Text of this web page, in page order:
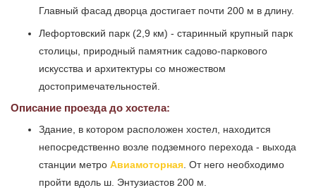
Главный фасад дворца достигает почти 200 м в длину.
Лефортовский парк (2,9 км) - старинный крупный парк
столицы, природный памятник садово-паркового
искусства и архитектуры со множеством
достопримечательностей.
Описание проезда до хостела:
Здание, в котором расположен хостел, находится
непосредственно возле подземного перехода - выхода
станции метро Авиамоторная. От него необходимо
пройти вдоль ш. Энтузиастов 200 м.